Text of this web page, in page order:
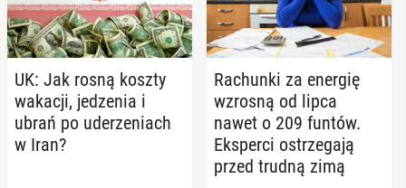
UK: Jak rosną koszty
wakacji, je­dze­nia i
ubrań po ude­rze­niach
w Iran?
Ra­chun­ki za energię
wzrosną od lipca
nawet o 209 funtów.
Eks­per­ci ostrze­ga­ją
przed trudną zimą